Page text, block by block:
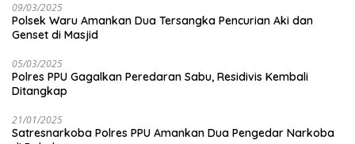
09/03/2025
Polsek Waru Amankan Dua Tersangka Pencurian Aki dan
Genset di Masjid
05/03/2025
Polres PPU Gagalkan Peredaran Sabu, Residivis Kembali
Ditangkap
21/01/2025
Satresnarkoba Polres PPU Amankan Dua Pengedar Narkoba